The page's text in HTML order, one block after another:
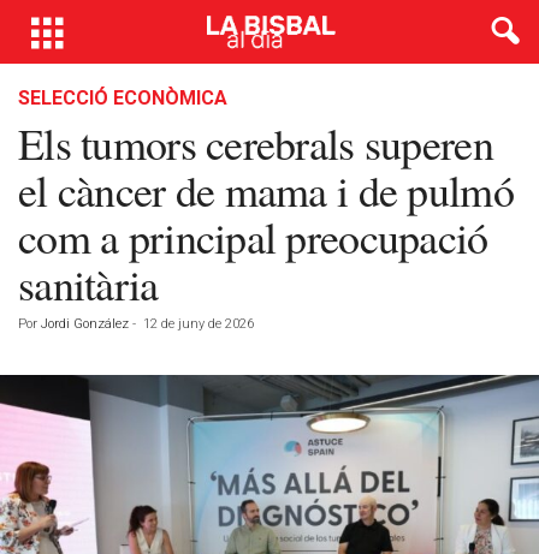
SELECCIÓ ECONÒMICA
Els tumors cerebrals superen
el càncer de mama i de pulmó
com a principal preocupació
sanitària
Por Jordi González - 12 de juny de 2026